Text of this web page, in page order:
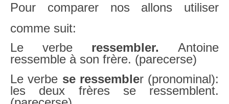
Las sevillanas y yo
Canarias
MI POESIA
Pour comparer nos allons utiliser
comme suit:
Le verbe ressembler. Antoine
ressemble à son frère. (parecerse)
Le verbe se ressembler (pronominal):
les deux frères se ressemblent.